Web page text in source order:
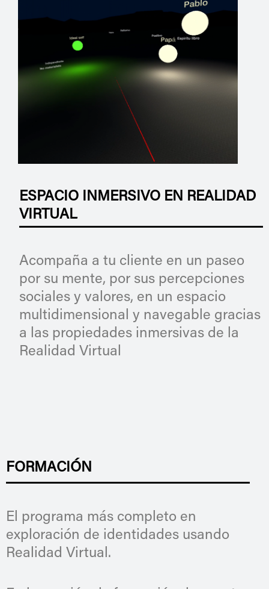
ESPACIO INMERSIVO EN REALIDAD
VIRTUAL
Acompaña a tu cliente en un paseo
por su mente, por sus percepciones
sociales y valores, en un espacio
multidimensional y navegable gracias
a las propiedades inmersivas de la
Realidad Virtual
FORMACIÓN
El programa más completo en
exploración de identidades usando
Realidad Virtual.